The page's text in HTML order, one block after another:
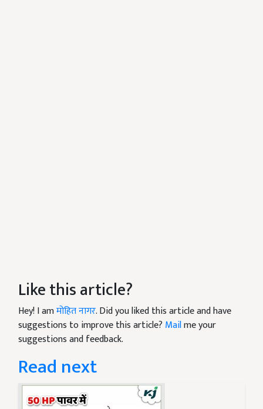
Like this article?
Hey! I amमोहित नागर. Did you liked this article and have
suggestions to improve this article? Mailme your
suggestions and feedback.
Read next